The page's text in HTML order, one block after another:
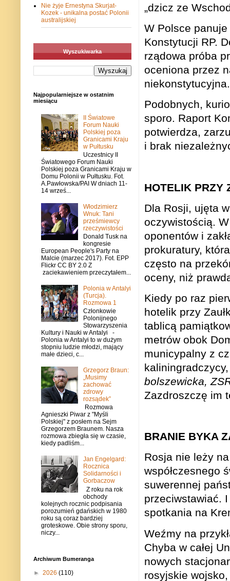
„dzicz ze
W Polsce
Konstytucji RP.
rządowa próba
oceniona przez
Podobnych,
sporo. Raport
potwierdza,
i brak
HOTELIK PRZY
Dla Rosji, ujęta
oczywistością.
oponentów i
prokuratury,
często na
oceny, niż
Kiedy po raz
hotelik przy
tablicą
metrów obok
municypalny z
kaliningradczycy,
bolszewicka,
Zazdroszczę im
BRANIE BYKA
Rosja nie leży
współczesnego
suwerennej
przeciwstawiać.
spotkania na
Weźmy na
Chyba w całej
nowych
rosyjskie
Nie żyje Ernestyna Skurjat-
Kozek - unikalna postać Polonii
australijskiej
Wyszukiwarka
Najpopularniejsze w ostatnim
miesiącu
II Światowe
Forum Nauki
Polskiej poza
Granicami Kraju
w Pułtusku
Uczestnicy II
Światowego Forum Nauki
Polskiej poza Granicami Kraju w
Domu Polonii w Pułtusku. Fot.
A.Pawłowska/PAI W dniach 11-
14 wrześ...
Włodzimierz
Wnuk: Tani
prześmiewcy
rzeczywistości
Donald Tusk na
kongresie
European People's Party na
Malcie (marzec 2017). Fot. EPP
Flickr CC BY 2.0 Z
zaciekawieniem przeczytałem...
Polonia w Antalyi
(Turcja).
Rozmowa 1
Członkowie
Polonijnego
Stowarzyszenia
Kultury i Nauki w Antalyi -
Polonia w Antalyi to w dużym
stopniu ludzie młodzi, mający
małe dzieci, c...
Grzegorz Braun:
„Musimy
zachować
zdrowy
rozsądek”
Rozmowa
Agnieszki Piwar z "Myśli
Polskiej" z posłem na Sejm
Grzegorzem Braunem. Nasza
rozmowa zbiegła się w czasie,
kiedy padliśm...
Jan Engelgard:
Rocznica
Solidarności i
Gorbaczow
Z roku na rok
obchody
kolejnych rocznic podpisania
porozumień gdańskich w 1980
roku są coraz bardziej
groteskowe. Obie strony sporu,
niczy...
Archiwum Bumeranga
► 2026 (110)